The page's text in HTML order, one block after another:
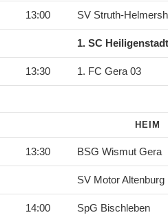
13:00 SV Struth-
1. SC Heiligenstadt
13:30 1. FC Gera 03
HEIM
13:30 BSG Wismut Gera
SV Motor Altenburg
14:00 SpG Bischleben